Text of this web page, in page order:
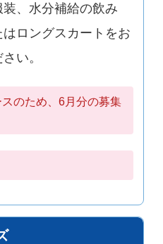
、水分補給の飲み
ロングスカートをお
い。
のため、6月分の募集